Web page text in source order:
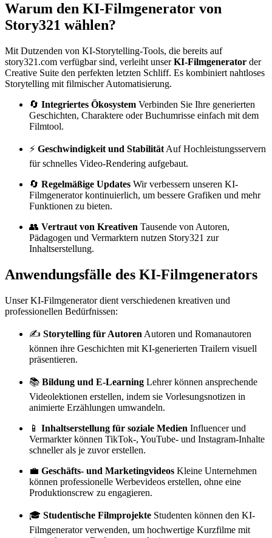
Warum den KI-Filmgenerator von
Story321 wählen?
Mit Dutzenden von KI-Storytelling-Tools, die bereits auf
story321.com verfügbar sind, verleiht unserKI-Filmgenerator der
Creative Suite den perfekten letzten Schliff. Es kombiniert nahtloses
Storytelling mit filmischer Automatisierung.
🔄 Integriertes Ökosystem Verbinden Sie Ihre generierten
Geschichten, Charaktere oder Buchumrisse einfach mit dem
Filmtool.
⚡ Geschwindigkeit und Stabilität Auf Hochleistungsservern
für schnelles Video-Rendering aufgebaut.
🔄 Regelmäßige Updates Wir verbessern unseren KI-
Filmgenerator kontinuierlich, um bessere Grafiken und mehr
Funktionen zu bieten.
👥 Vertraut von Kreativen Tausende von Autoren,
Pädagogen und Vermarktern nutzen Story321 zur
Inhaltserstellung.
Anwendungsfälle des KI-Filmgenerators
Unser KI-Filmgenerator dient verschiedenen kreativen und
professionellen Bedürfnissen:
✍️ Storytelling für Autoren Autoren und Romanautoren
können ihre Geschichten mit KI-generierten Trailern visuell
präsentieren.
📚 Bildung und E-Learning Lehrer können ansprechende
Videolektionen erstellen, indem sie Vorlesungsnotizen in
animierte Erzählungen umwandeln.
📱 Inhaltserstellung für soziale Medien Influencer und
Vermarkter können TikTok-, YouTube- und Instagram-Inhalte
schneller als je zuvor erstellen.
💼 Geschäfts- und Marketingvideos Kleine Unternehmen
können professionelle Werbevideos erstellen, ohne eine
Produktionscrew zu engagieren.
🎓 Studentische Filmprojekte Studenten können den KI-
Filmgenerator verwenden, um hochwertige Kurzfilme mit